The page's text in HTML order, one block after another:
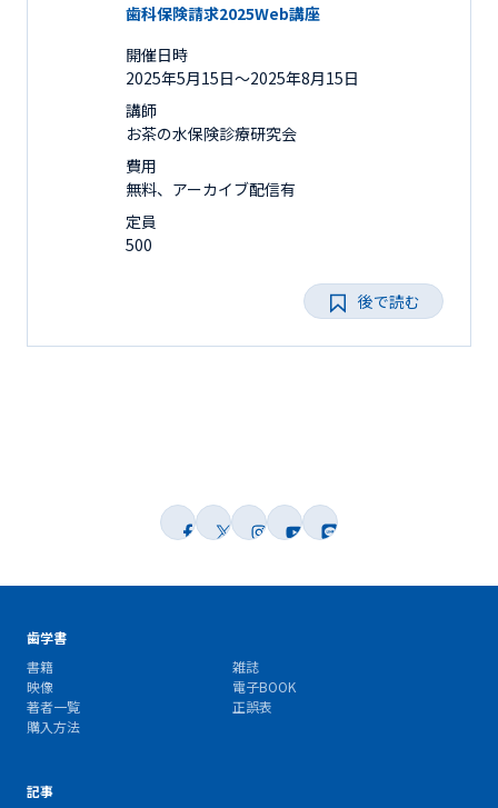
歯科保険請求2025Web講座
開催日時
2025年5月15日〜2025年8月15日
講師
お茶の水保険診療研究会
費用
無料、アーカイブ配信有
定員
500
後で読む
歯学書
書籍
雑誌
映像
電子BOOK
著者一覧
正誤表
購入方法
記事